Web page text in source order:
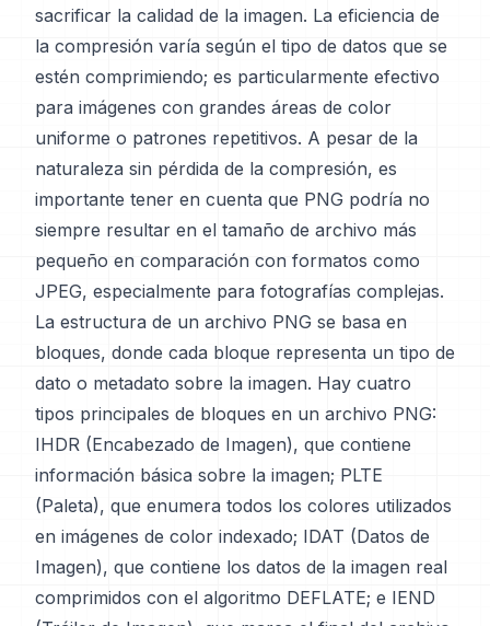
sacrificar la calidad de la imagen. La eficiencia de
la compresión varía según el tipo de datos que se
estén comprimiendo; es particularmente efectivo
para imágenes con grandes áreas de color
uniforme o patrones repetitivos. A pesar de la
naturaleza sin pérdida de la compresión, es
importante tener en cuenta que PNG podría no
siempre resultar en el tamaño de archivo más
pequeño en comparación con formatos como
JPEG, especialmente para fotografías complejas.
La estructura de un archivo PNG se basa en
bloques, donde cada bloque representa un tipo de
dato o metadato sobre la imagen. Hay cuatro
tipos principales de bloques en un archivo PNG:
IHDR (Encabezado de Imagen), que contiene
información básica sobre la imagen; PLTE
(Paleta), que enumera todos los colores utilizados
en imágenes de color indexado; IDAT (Datos de
Imagen), que contiene los datos de la imagen real
comprimidos con el algoritmo DEFLATE; e IEND